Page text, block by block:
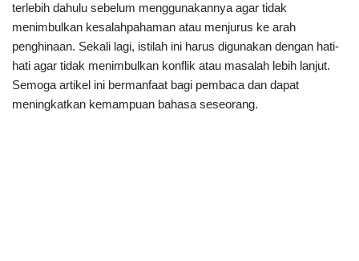
terlebih dahulu sebelum menggunakannya agar tidak
menimbulkan kesalahpahaman atau menjurus ke arah
penghinaan. Sekali lagi, istilah ini harus digunakan dengan hati-
hati agar tidak menimbulkan konflik atau masalah lebih lanjut.
Semoga artikel ini bermanfaat bagi pembaca dan dapat
meningkatkan kemampuan bahasa seseorang.